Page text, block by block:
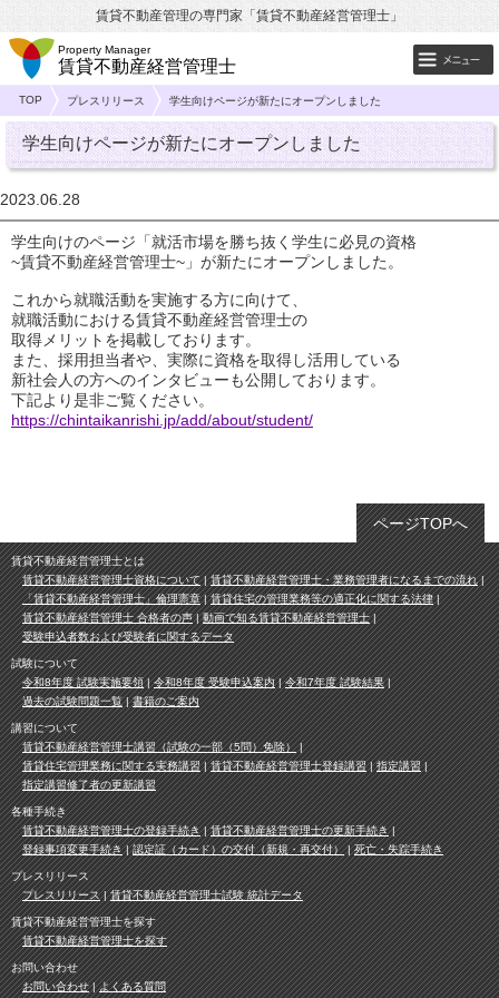
賃貸不動産管理の専門家「賃貸不動産経営管理士」
Property Manager
賃貸不動産経営管理士
TOP プレスリリース 学生向けページが新たにオープンしました
学生向けページが新たにオープンしました
2023.06.28
学生向けのページ「就活市場を勝ち抜く学生に必見の資格
~賃貸不動産経営管理士~」が新たにオープンしました。
これから就職活動を実施する方に向けて、
就職活動における賃貸不動産経営管理士の
取得メリットを掲載しております。
また、採用担当者や、実際に資格を取得し活用している
新社会人の方へのインタビューも公開しております。
下記より是非ご覧ください。
https://chintaikanrishi.jp/add/about/student/
ページTOPへ
賃貸不動産経営管理士とは
賃貸不動産経営管理士資格について
賃貸不動産経営管理士・業務管理者になるまでの流れ
「賃貸不動産経営管理士」倫理憲章
賃貸住宅の管理業務等の適正化に関する法律
賃貸不動産経営管理士 合格者の声
動画で知る賃貸不動産経営管理士
受験申込者数および受験者に関するデータ
試験について
令和8年度 試験実施要領
令和8年度 受験申込案内
令和7年度 試験結果
過去の試験問題一覧
書籍のご案内
講習について
賃貸不動産経営管理士講習（試験の一部（5問）免除）
賃貸住宅管理業務に関する実務講習
賃貸不動産経営管理士登録講習
指定講習
指定講習修了者の更新講習
各種手続き
賃貸不動産経営管理士の登録手続き
賃貸不動産経営管理士の更新手続き
登録事項変更手続き
認定証（カード）の交付（新規・再交付） 死亡・失踪手続き
プレスリリース
プレスリリース
賃貸不動産経営管理士試験 統計データ
賃貸不動産経営管理士を探す
賃貸不動産経営管理士を探す
お問い合わせ
お問い合わせ
よくある質問